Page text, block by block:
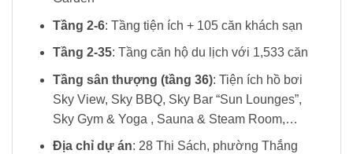
Tầng 2-6: Tầng tiện ích + 105 căn khách sạn
Tầng 2-35: Tầng căn hộ du lịch với 1,533 căn
Tầng sân thượng (tầng 36): Tiện ích hồ bơi
Sky View, Sky BBQ, Sky Bar “Sun Lounges”,
Sky Gym & Yoga , Sauna & Steam Room,…
Địa chỉ dự án: 28 Thi Sách, phường Thắng